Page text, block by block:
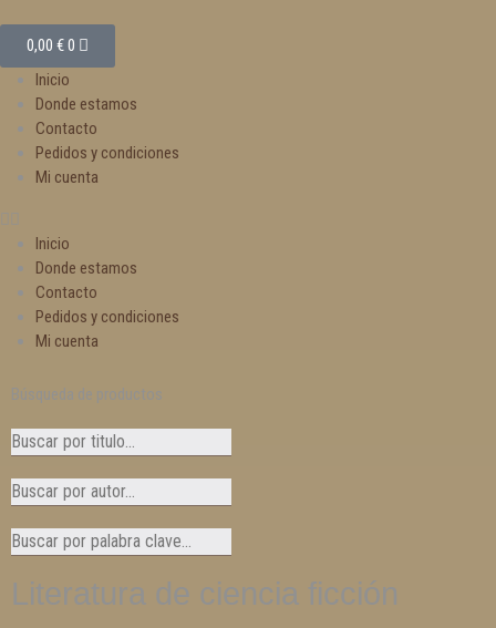
0,00 €0
Inicio
Donde estamos
Contacto
Pedidos y condiciones
Mi cuenta
Inicio
Donde estamos
Contacto
Pedidos y condiciones
Mi cuenta
Búsqueda de productos
Literatura de ciencia ficción